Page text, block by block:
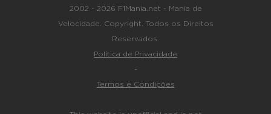
2002 - 2026 F1Mania.net - Mania de
Velocidade. Copyright. Todos os Direitos
Reservados.
Política de Privacidade
-
Termos e Condições